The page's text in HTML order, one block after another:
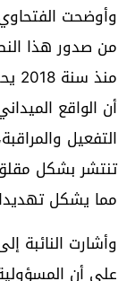
وأوضحت
من صدور هذا
أن الواقع
التفعيل
تنتشر بشكل مقلق
مما يشكل تهديدا
وأشارت النائبة
على أن